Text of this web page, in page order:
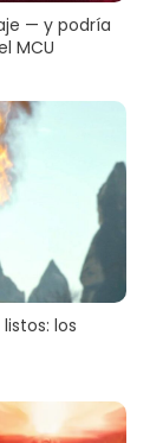
— y podría
MCU
los